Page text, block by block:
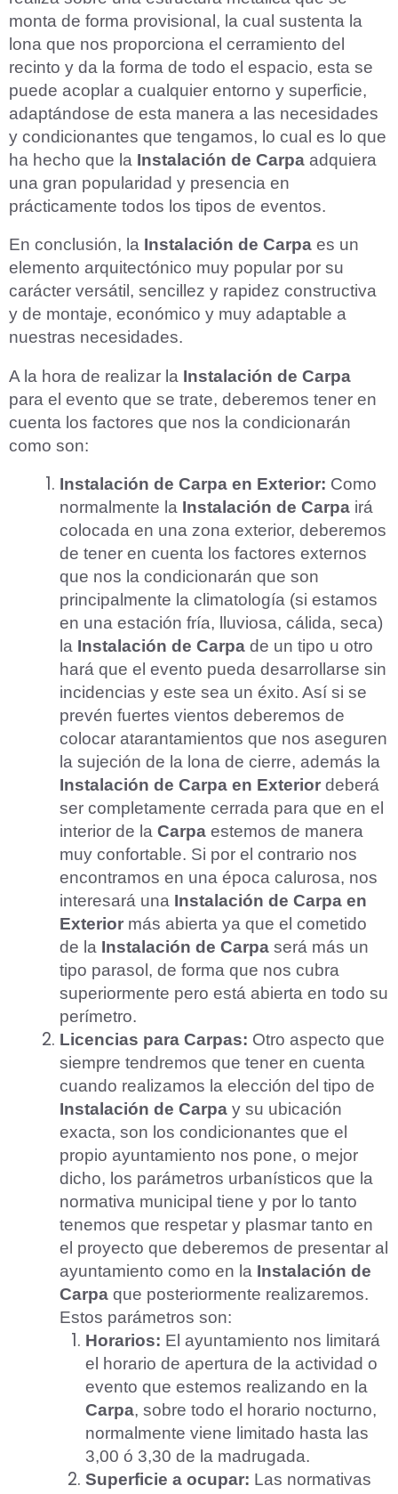
monta de forma provisional, la cual sustenta la
lona que nos proporciona el cerramiento del
recinto y da la forma de todo el espacio, esta se
puede acoplar a cualquier entorno y superficie,
adaptándose de esta manera a las necesidades
y condicionantes que tengamos, lo cual es lo que
ha hecho que la Instalación de Carpa adquiera
una gran popularidad y presencia en
prácticamente todos los tipos de eventos.
En conclusión, la Instalación de Carpa es un
elemento arquitectónico muy popular por su
carácter versátil, sencillez y rapidez constructiva
y de montaje, económico y muy adaptable a
nuestras necesidades.
A la hora de realizar la Instalación de Carpa
para el evento que se trate, deberemos tener en
cuenta los factores que nos la condicionarán
como son:
Instalación de Carpa en Exterior: Como
normalmente la Instalación de Carpa irá
colocada en una zona exterior, deberemos
de tener en cuenta los factores externos
que nos la condicionarán que son
principalmente la climatología (si estamos
en una estación fría, lluviosa, cálida, seca)
la Instalación de Carpa de un tipo u otro
hará que el evento pueda desarrollarse sin
incidencias y este sea un éxito. Así si se
prevén fuertes vientos deberemos de
colocar atarantamientos que nos aseguren
la sujeción de la lona de cierre, además la
Instalación de Carpa en Exterior deberá
ser completamente cerrada para que en el
interior de la Carpa estemos de manera
muy confortable. Si por el contrario nos
encontramos en una época calurosa, nos
interesará una Instalación de Carpa en
Exterior más abierta ya que el cometido
de la Instalación de Carpa será más un
tipo parasol, de forma que nos cubra
superiormente pero está abierta en todo su
perímetro.
Licencias para Carpas: Otro aspecto que
siempre tendremos que tener en cuenta
cuando realizamos la elección del tipo de
Instalación de Carpa y su ubicación
exacta, son los condicionantes que el
propio ayuntamiento nos pone, o mejor
dicho, los parámetros urbanísticos que la
normativa municipal tiene y por lo tanto
tenemos que respetar y plasmar tanto en
el proyecto que deberemos de presentar al
ayuntamiento como en la Instalación de
Carpa que posteriormente realizaremos.
Estos parámetros son:
Horarios: El ayuntamiento nos limitará
el horario de apertura de la actividad o
evento que estemos realizando en la
Carpa, sobre todo el horario nocturno,
normalmente viene limitado hasta las
3,00 ó 3,30 de la madrugada.
Superficie a ocupar: Las normativas